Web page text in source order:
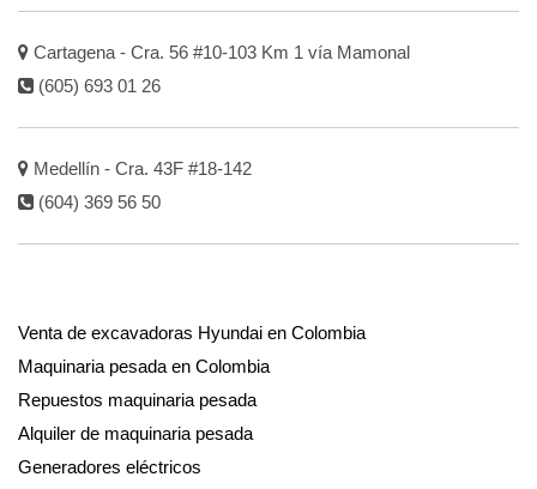
Cartagena - Cra. 56 #10-103 Km 1 vía Mamonal
(605) 693 01 26
Medellín - Cra. 43F #18-142
(604) 369 56 50
Venta de excavadoras Hyundai en Colombia
Maquinaria pesada en Colombia
Repuestos maquinaria pesada
Alquiler de maquinaria pesada
Generadores eléctricos